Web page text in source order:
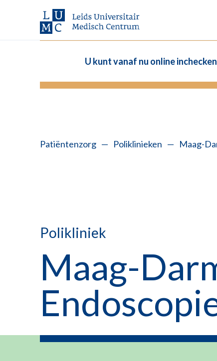
U kunt vanaf nu online
Patiëntenzorg — Poliklinieken — Maag-
Polikliniek
Maag-